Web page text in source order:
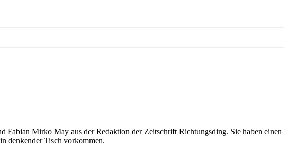
Mirko May aus der Redaktion der Zeitschrift Richtungsding. Sie haben einen
denkender Tisch vorkommen.